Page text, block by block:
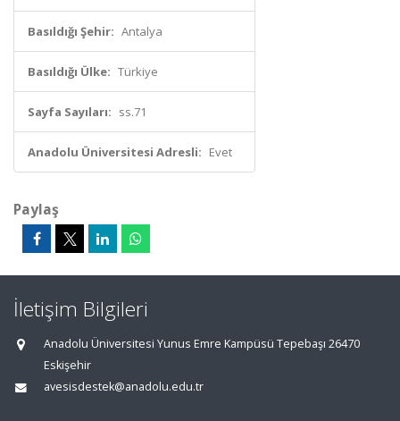
Basıldığı Şehir: Antalya
Basıldığı Ülke: Türkiye
Sayfa Sayıları: ss.71
Anadolu Üniversitesi Adresli: Evet
Paylaş
İletişim Bilgileri
Anadolu Üniversitesi Yunus Emre Kampüsü Tepebaşı 26470
Eskişehir
avesisdestek@anadolu.edu.tr